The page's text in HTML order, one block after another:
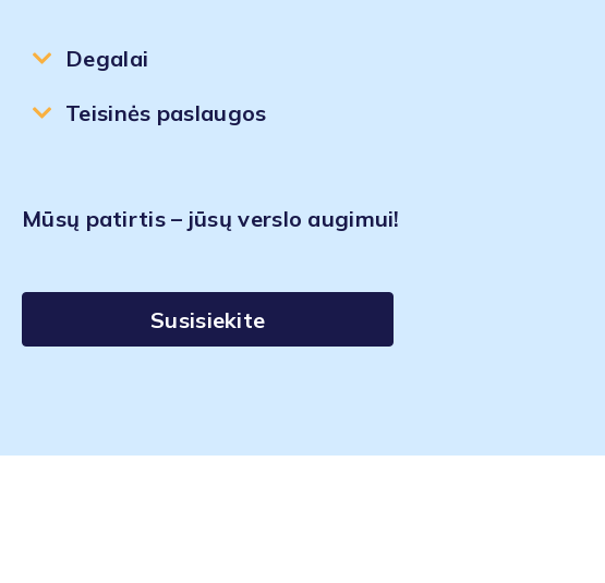
Degalai
Teisinės paslaugos
Mūsų patirtis – jūsų verslo augimui!
Susisiekite